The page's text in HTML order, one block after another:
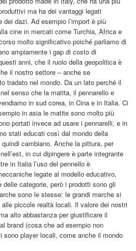
ma ha dei vantaggi legati
dei dazi. Ad esempio l’import è più
cine in mercati come Turchia, Africa e
molto significativo poiché parliamo di
ampiamente i gap di costo di
anni, che il ruolo della geopolitica è
il nostro settore – anche se
tradato nel mondo. Da un lato perché il
senso che la matita, il pennarello e
in sud corea, in Cina e in Italia. Ci
in asia le matite sono molto più
portati invece ad usare i pennarelli, e in
stati educati così dal mondo della
cambiano. Anche la pittura, per
in cui dipingere è parte integrante
in Italia l’uso del pennello è
legate al modello educativo,
categorie, però i prodotti sono gli
sono le stesse: le grandi marche si
piccole realtà locali. Il valore dei nostri
alto abbastanza per giustificare il
brand (cosa che ad esempio non
player locali, come anche il mondo